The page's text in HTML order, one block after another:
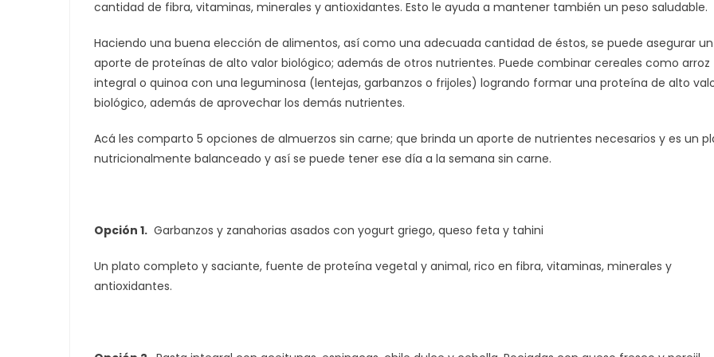
cantidad de fibra, vitaminas, minerales y antioxidantes. Esto le ayuda a mantener también un peso saludable.
Haciendo una buena elección de alimentos, así como una adecuada cantidad de éstos, se puede asegurar un
aporte de proteínas de alto valor biológico; además de otros nutrientes. Puede combinar cereales como arroz
integral o quinoa con una leguminosa (lentejas, garbanzos o frijoles) logrando formar una proteína de alto
biológico, además de aprovechar los demás nutrientes.
Acá les comparto 5 opciones de almuerzos sin carne; que brinda un aporte de nutrientes necesarios y es un
nutricionalmente balanceado y así se puede tener ese día a la semana sin carne.
Opción 1. Garbanzos y zanahorias asados con yogurt griego, queso feta y tahini
Un plato completo y saciante, fuente de proteína vegetal y animal, rico en fibra, vitaminas, minerales y
antioxidantes.